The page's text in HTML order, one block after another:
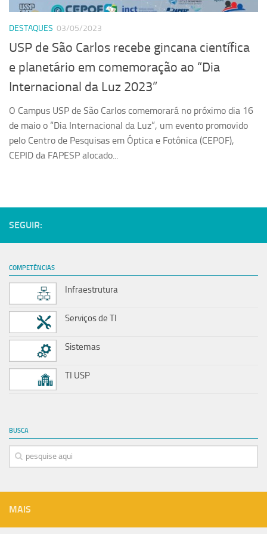
DESTAQUES 03/05/2023
USP de São Carlos recebe gincana científica
e planetário em comemoração ao “Dia
Internacional da Luz 2023”
O Campus USP de São Carlos comemorará no próximo dia 16
de maio o “Dia Internacional da Luz”, um evento promovido
pelo Centro de Pesquisas em Óptica e Fotônica (CEPOF),
CEPID da FAPESP alocado...
SEGUIR:
COMPETÊNCIAS
Infraestrutura
Serviços de TI
Sistemas
TI USP
BUSCA
MAIS